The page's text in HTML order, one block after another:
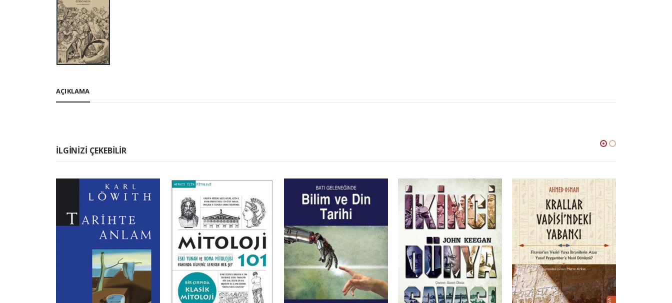
AÇIKLAMA
İLGINIZI ÇEKEBILIR